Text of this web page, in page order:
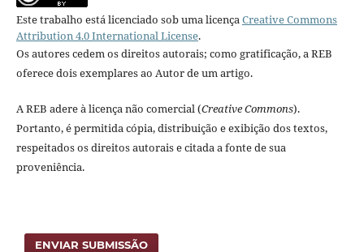
Este trabalho está licenciado sob uma licençaCreative Commons
Attribution 4.0 International License.
Os autores cedem os direitos autorais; como gratificação, a REB
oferece dois exemplares ao Autor de um artigo.
A REB adere à licença não comercial (Creative Commons).
Portanto, é permitida cópia, distribuição e exibição dos textos,
respeitados os direitos autorais e citada a fonte de sua
proveniência.
ENVIAR SUBMISSÃO